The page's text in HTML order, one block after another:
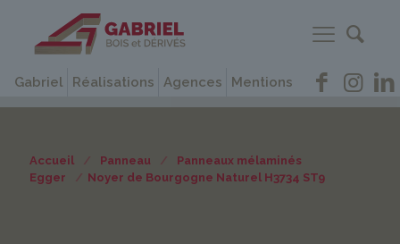
Gabriel Réalisations Agences Mentions
Accueil / Panneau /
Panneaux mélaminés
Egger
/ Noyer de Bourgogne Naturel H3734 ST9